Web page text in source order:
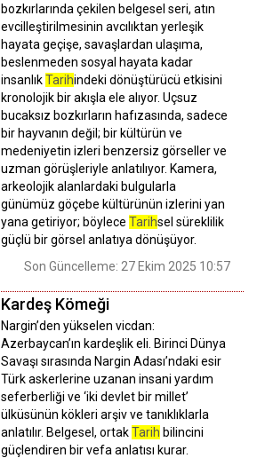
bozkırlarında çekilen belgesel seri, atın
evcilleştirilmesinin avcılıktan yerleşik
hayata geçişe, savaşlardan ulaşıma,
beslenmeden sosyal hayata kadar
insanlıkTarihindeki dönüştürücü etkisini
kronolojik bir akışla ele alıyor. Uçsuz
bucaksız bozkırların hafızasında, sadece
bir hayvanın değil; bir kültürün ve
medeniyetin izleri benzersiz görseller ve
uzman görüşleriyle anlatılıyor. Kamera,
arkeolojik alanlardaki bulgularla
günümüz göçebe kültürünün izlerini yan
yana getiriyor; böylece Tarihsel süreklilik
güçlü bir görsel anlatıya dönüşüyor.
Son Güncelleme: 27 Ekim 2025 10:57
Kardeş Kömeği
Nargin’den yükselen vicdan:
Azerbaycan’ın kardeşlik eli. Birinci Dünya
Savaşı sırasında Nargin Adası’ndaki esir
Türk askerlerine uzanan insani yardım
seferberliği ve ‘iki devlet bir millet’
ülküsünün kökleri arşiv ve tanıklıklarla
anlatılır. Belgesel, ortakTarih bilincini
güçlendiren bir vefa anlatısı kurar.